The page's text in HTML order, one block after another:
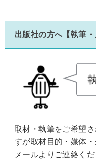
出版社の方へ【執筆・
取材・執筆をご希望
すが取材目的・媒体
メールよりご連絡くだ